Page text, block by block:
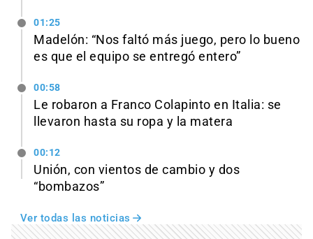
01:25
Madelón: “Nos faltó más juego, pero lo bueno
es que el equipo se entregó entero”
00:58
Le robaron a Franco Colapinto en Italia: se
llevaron hasta su ropa y la matera
00:12
Unión, con vientos de cambio y dos
“bombazos”
Ver todas las noticias